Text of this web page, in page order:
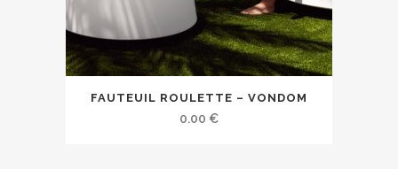
FAUTEUIL ROULETTE – VONDOM
0.00 €